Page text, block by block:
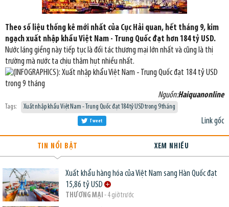
Theo số liệu thống kê mới nhất của Cục Hải quan, hết tháng 9, kim
ngạch xuất nhập khẩu Việt Nam - Trung Quốc đạt hơn 184 tỷ USD.
Nước láng giềng này tiếp tục là đối tác thương mại lớn nhất và cũng là thị
trường mà nước ta chịu thâm hụt nhiều nhất.
Nguồn:Haiquanonline
Tags: Xuất nhập khẩu Việt Nam - Trung Quốc đạt 184 tỷ USD trong 9 tháng
Link gốc
Tweet
TIN NỔI BẬT XEM NHIỀU
Xuất khẩu hàng hóa của Việt Nam sang Hàn Quốc đạt
15,86 tỷ USD
THƯƠNG MẠI - 4 giờ trước